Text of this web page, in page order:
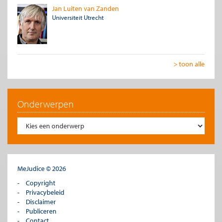
Jan Luiten van Zanden
Universiteit Utrecht
> toon alle
Onderwerpen
MeJudice © 2026
Copyright
Privacybeleid
Disclaimer
Publiceren